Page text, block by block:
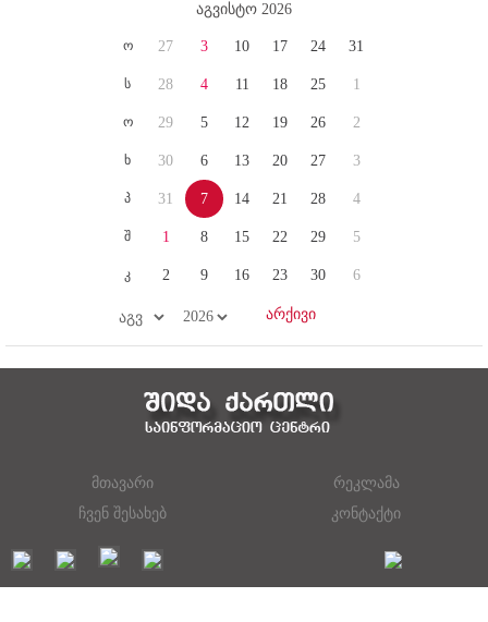
აგვისტო 2026
ო
ს
ო
ხ
პ
შ
კ
27
28
29
30
31
1
2
3
4
5
6
7
8
9
10
11
12
13
14
15
16
17
18
19
20
21
22
23
24
25
26
27
28
29
30
31
1
2
3
4
5
6
მთავარი
რეკლამა
ჩვენ შესახებ
კონტაქტი